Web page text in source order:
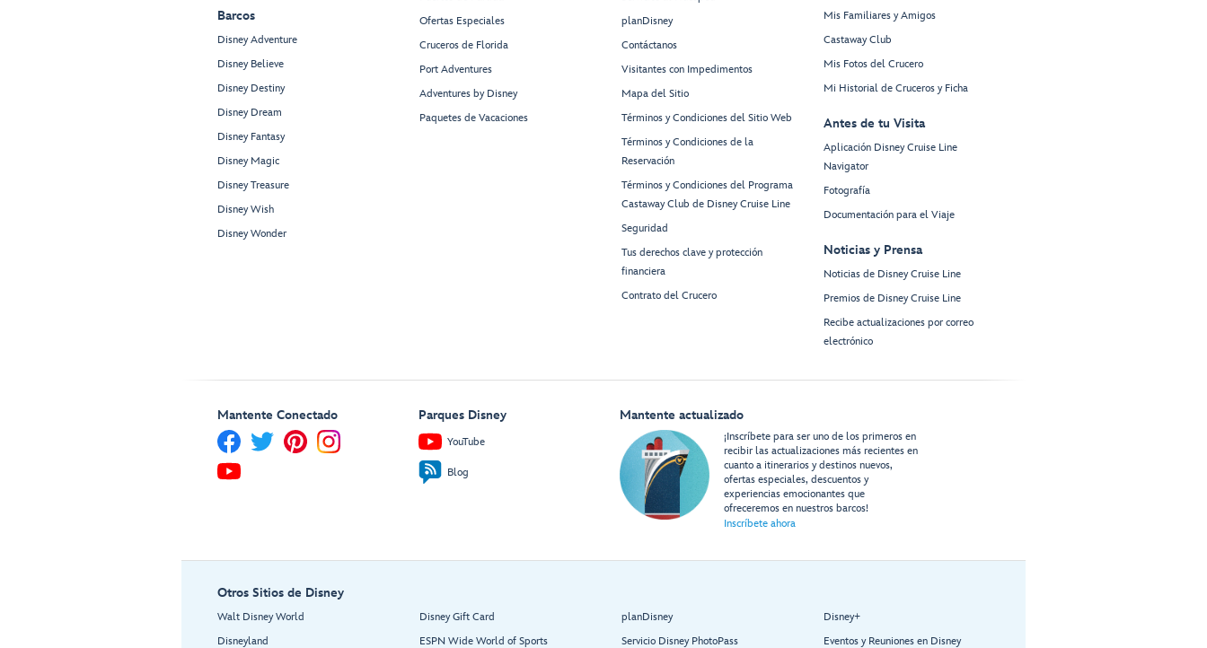
Barcos
Disney Adventure
Disney Believe
Disney Destiny
Disney Dream
Disney Fantasy
Disney Magic
Disney Treasure
Disney Wish
Disney Wonder
Ofertas Especiales
Cruceros de Florida
Port Adventures
Adventures by Disney
Paquetes de Vacaciones
planDisney
Contáctanos
Visitantes con Impedimentos
Mapa del Sitio
Términos y Condiciones del Sitio Web
Términos y Condiciones de la
Reservación
Términos y Condiciones del Programa
Castaway Club de Disney Cruise Line
Seguridad
Tus derechos clave y protección
financiera
Contrato del Crucero
Mis Familiares y Amigos
Castaway Club
Mis Fotos del Crucero
Mi Historial de Cruceros y Ficha
Antes de tu Visita
Aplicación Disney Cruise Line
Navigator
Fotografía
Documentación para el Viaje
Noticias y Prensa
Noticias de Disney Cruise Line
Premios de Disney Cruise Line
Recibe actualizaciones por correo
electrónico
Mantente Conectado Parques Disney
YouTube
Blog
Mantente actualizado
¡Inscríbete para ser uno de los primeros en
recibir las actualizaciones más recientes en
cuanto a itinerarios y destinos nuevos,
ofertas especiales, descuentos y
experiencias emocionantes que
ofreceremos en nuestros barcos!
Inscríbete ahora
Otros Sitios de Disney
Walt Disney World
Disneyland
Disney Gift Card
ESPN Wide World of Sports
planDisney
Servicio Disney PhotoPass
Disney+
Eventos y Reuniones en Disney